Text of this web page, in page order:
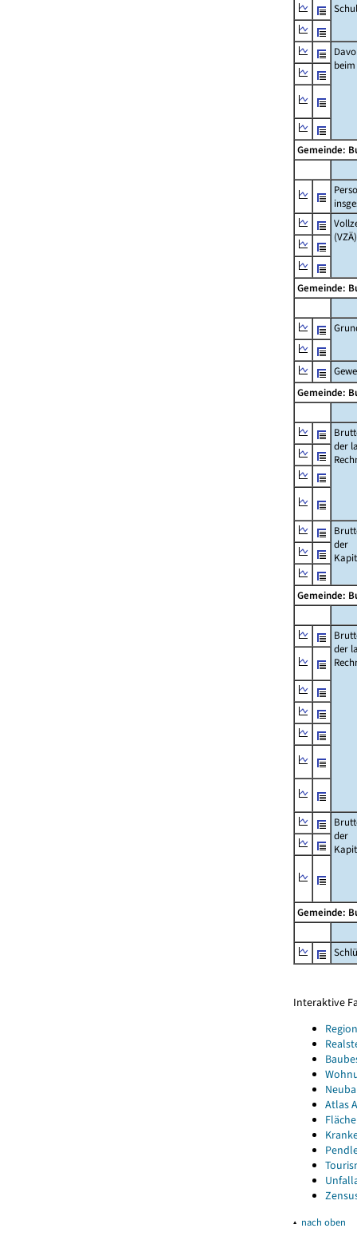
beim
Gemeinde:
(VZÄ)
Gemeinde:
Gemeinde:
der
der
Gemeinde:
der
der
Gemeinde:
Interaktive
Atlas
▴ nach oben